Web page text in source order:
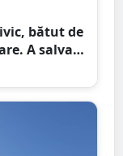
bătut de
A salvat